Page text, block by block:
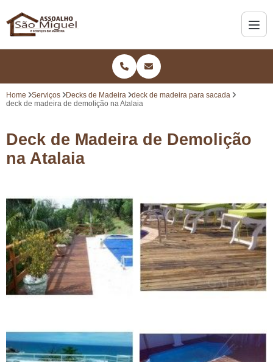
Home Serviços Decks de Madeira
deck de madeira para sacada
deck de madeira de demolição na Atalaia
Deck de Madeira de Demolição
na Atalaia